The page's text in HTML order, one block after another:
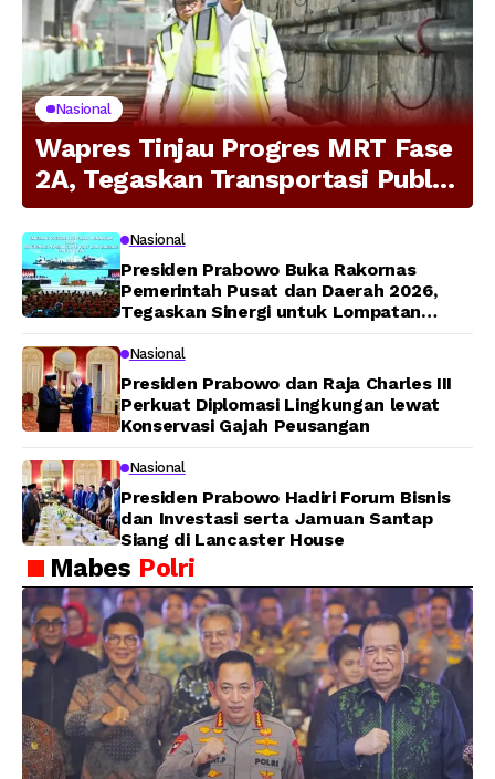
Nasional
Wapres Tinjau Progres MRT Fase
2A, Tegaskan Transportasi Publik
Modern Jadi Prioritas Nasional
Nasional
Presiden Prabowo Buka Rakornas
Pemerintah Pusat dan Daerah 2026,
Tegaskan Sinergi untuk Lompatan
Nasional
Presiden Prabowo dan Raja Charles III
Perkuat Diplomasi Lingkungan lewat
Konservasi Gajah Peusangan
Nasional
Presiden Prabowo Hadiri Forum Bisnis
dan Investasi serta Jamuan Santap
Siang di Lancaster House
Mabes Polri